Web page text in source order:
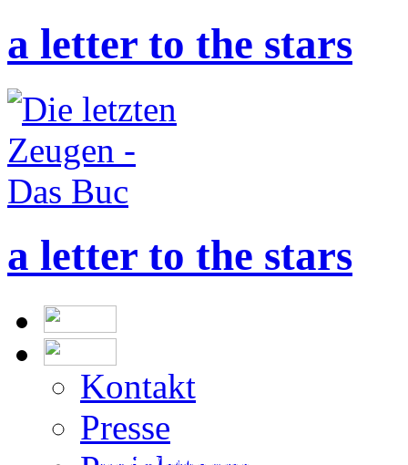
a letter to the stars
a letter to the stars
Kontakt
Presse
den vom DÖW - Dokumentationsarchiv des